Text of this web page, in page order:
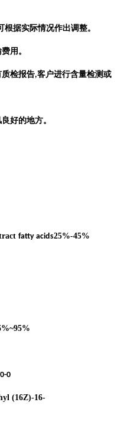
据实际情况作出调整。
用。
检报告,客户进行含量检测或
好的地方。
fatty acids25%-45%
~95%
0
(16Z)-16-